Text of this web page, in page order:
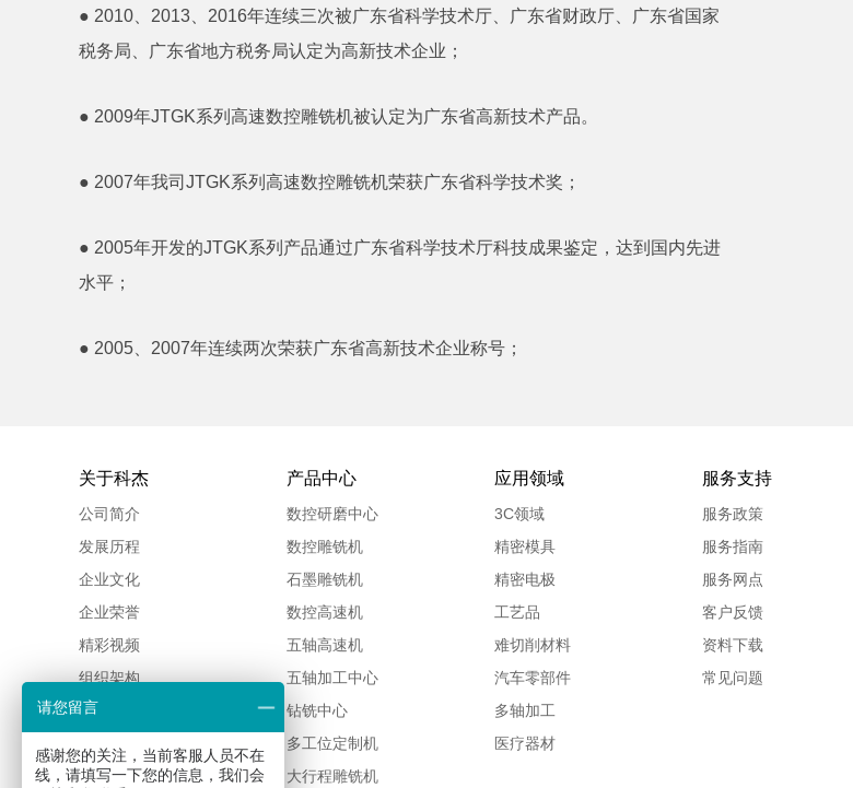
● 2010、2013、2016年连续三次被广东省科学技术厅、广东省财政厅、广东省国家
税务局、广东省地方税务局认定为高新技术企业；
● 2009年JTGK系列高速数控雕铣机被认定为广东省高新技术产品。
● 2007年我司JTGK系列高速数控雕铣机荣获广东省科学技术奖；
● 2005年开发的JTGK系列产品通过广东省科学技术厅科技成果鉴定，达到国内先进
水平；
● 2005、2007年连续两次荣获广东省高新技术企业称号；
关于科杰
公司简介
发展历程
企业文化
企业荣誉
精彩视频
组织架构
佳铁新闻
产品中心
数控研磨中心
数控雕铣机
石墨雕铣机
数控高速机
五轴高速机
五轴加工中心
钻铣中心
多工位定制机
大行程雕铣机
应用领域
3C领域
精密模具
精密电极
工艺品
难切削材料
汽车零部件
多轴加工
医疗器材
服务支持
服务政策
服务指南
服务网点
客户反馈
资料下载
常见问题
请您留言
感谢您的关注，当前客服人员不在
线，请填写一下您的信息，我们会